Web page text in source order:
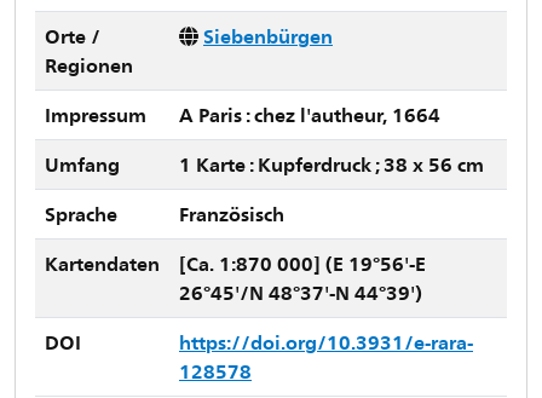
Orte /
Regionen
Siebenbürgen
Impressum
A Paris : chez l'autheur, 1664
Umfang
1 Karte : Kupferdruck ; 38 x 56 cm
Sprache
Französisch
Kartendaten
[Ca. 1:870 000] (E 19°56'-E
26°45'/N 48°37'-N 44°39')
DOI
https://doi.org/10.3931/e-rara-
128578